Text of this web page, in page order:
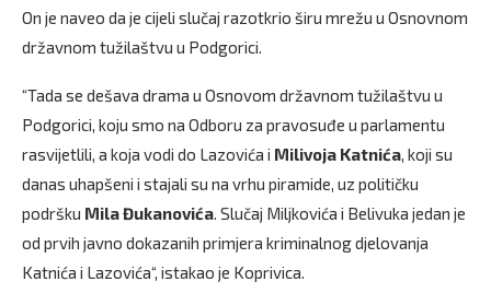
On je naveo da je cijeli slučaj razotkrio širu mrežu u Osnovnom
državnom tužilaštvu u Podgorici.
“Tada se dešava drama u Osnovom državnom tužilaštvu u
Podgorici, koju smo na Odboru za pravosuđe u parlamentu
rasvijetlili, a koja vodi do Lazovića i Milivoja Katnića, koji su
danas uhapšeni i stajali su na vrhu piramide, uz političku
podršku Mila Đukanovića. Slučaj Miljkovića i Belivuka jedan je
od prvih javno dokazanih primjera kriminalnog djelovanja
Katnića i Lazovića“, istakao je Koprivica.